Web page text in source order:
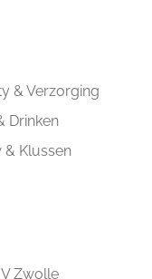
& Verzorging
Drinken
& Klussen
Zwolle